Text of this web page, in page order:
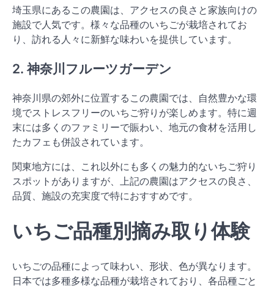
埼玉県にあるこの農園は、アクセスの良さと家族向けの
施設で人気です。様々な品種のいちごが栽培されてお
り、訪れる人々に新鮮な味わいを提供しています。
2. 神奈川フルーツガーデン
神奈川県の郊外に位置するこの農園では、自然豊かな環
境でストレスフリーのいちご狩りが楽しめます。特に週
末には多くのファミリーで賑わい、地元の食材を活用し
たカフェも併設されています。
関東地方には、これ以外にも多くの魅力的ないちご狩り
スポットがありますが、上記の農園はアクセスの良さ、
品質、施設の充実度で特におすすめです。
いちご品種別摘み取り体験
いちごの品種によって味わい、形状、色が異なります。
日本では多種多様な品種が栽培されており、各品種ごと